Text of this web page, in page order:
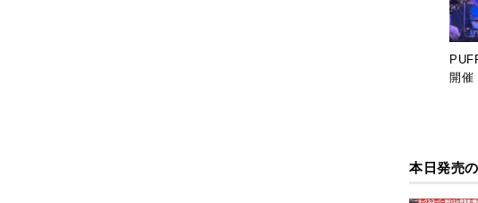
開催
本日発売